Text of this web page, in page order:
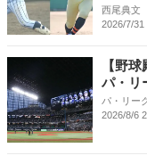
西尾典文
2026/7/31
【野
パ・リ
パ・リー
2026/8/6